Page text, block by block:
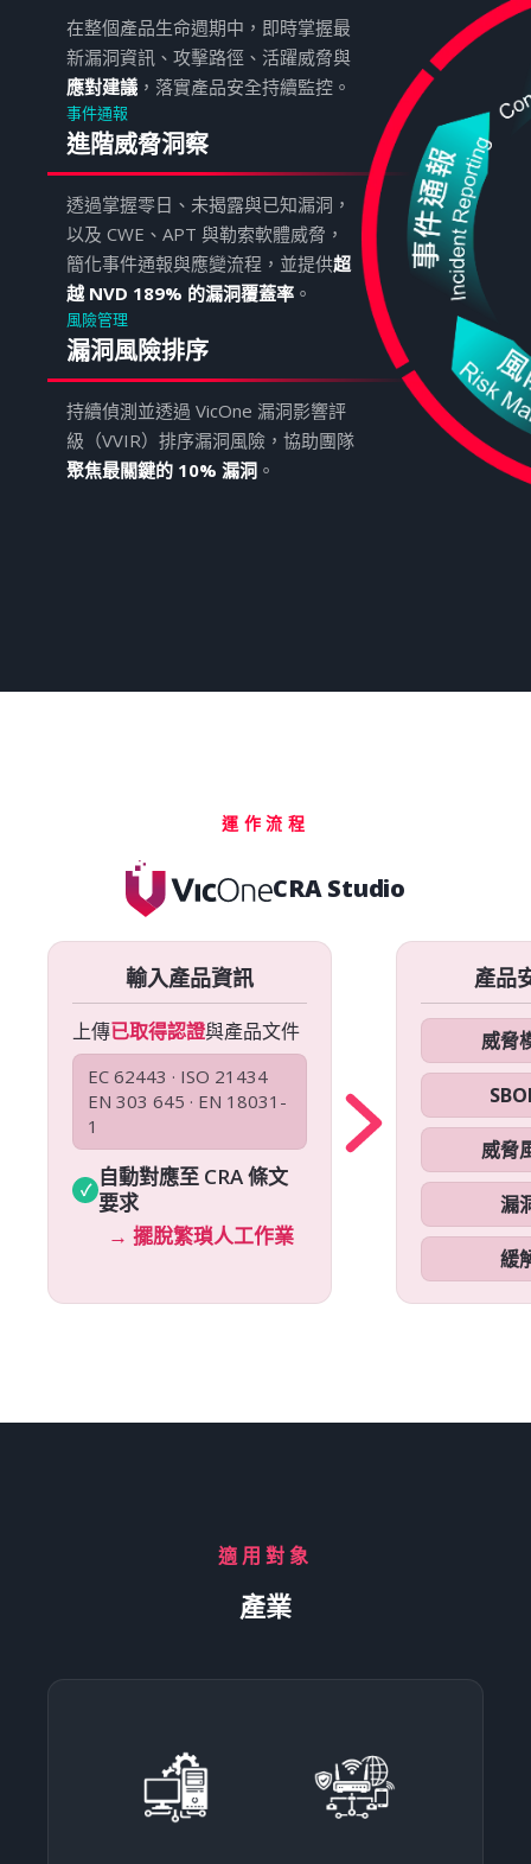
在整個產品生命週期中，即時掌握最
新漏洞資訊、攻擊路徑、活躍威脅與
應對建議 ，落實產品安全持續監控。
事件通報
進階威脅洞察
透過掌握零日、未揭露與已知漏洞，
以及 CWE、APT 與勒索軟體威脅，
簡化事件通報與應變流程，並提供超
越 NVD 189% 的漏洞覆蓋率 。
風險管理
漏洞風險排序
持續偵測並透過 VicOne 漏洞影響評
級（VVIR）排序漏洞風險，協助團隊
聚焦最關鍵的 10% 漏洞 。
運作流程
CRA Studio
輸入產品資訊
上傳已取得認證與產品文件
EC 62443 · ISO 21434
EN 303 645 · EN 18031-
1
自動對應至 CRA 條文
要求
→ 擺脫繁瑣人工作業
產品
威脅
威脅
漏
緩
適用對象
產業